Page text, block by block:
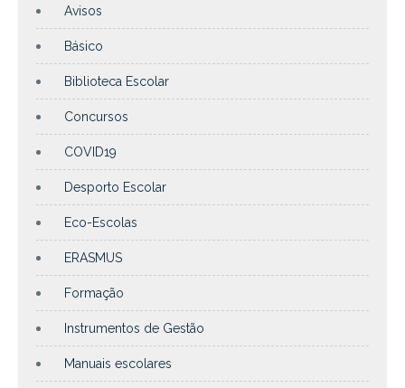
Avisos
Básico
Biblioteca Escolar
Concursos
COVID19
Desporto Escolar
Eco-Escolas
ERASMUS
Formação
Instrumentos de Gestão
Manuais escolares